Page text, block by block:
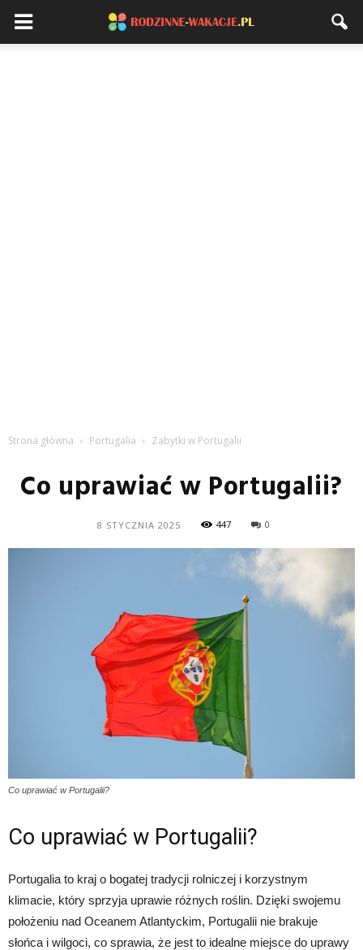
Strona główna Portugalia Zabytki w Portugalii
Co uprawiać w Portugalii?
8 STYCZNIA 2025 447 0
Co uprawiać w Portugalii?
Co uprawiać w Portugalii?
Portugalia to kraj o bogatej tradycji rolniczej i korzystnym
klimacie, który sprzyja uprawie różnych roślin. Dzięki swojemu
położeniu nad Oceanem Atlantyckim, Portugalii nie brakuje
słońca i wilgoci, co sprawia, że jest to idealne miejsce do uprawy